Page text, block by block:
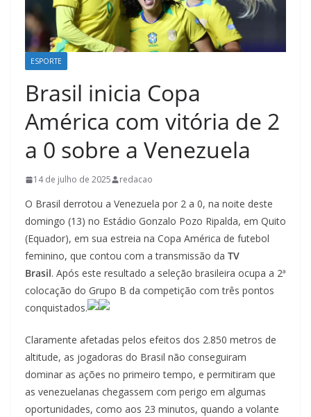
ESPORTE
Brasil inicia Copa
América com vitória de 2
a 0 sobre a Venezuela
14 de julho de 2025 redacao
O Brasil derrotou a Venezuela por 2 a 0, na noite deste
domingo (13) no Estádio Gonzalo Pozo Ripalda, em Quito
(Equador), em sua estreia na Copa América de futebol
feminino, que contou com a transmissão da TV
Brasil. Após este resultado a seleção brasileira ocupa a 2ª
colocação do Grupo B da competição com três pontos
conquistados.
Claramente afetadas pelos efeitos dos 2.850 metros de
altitude, as jogadoras do Brasil não conseguiram
dominar as ações no primeiro tempo, e permitiram que
as venezuelanas chegassem com perigo em algumas
oportunidades, como aos 23 minutos, quando a volante